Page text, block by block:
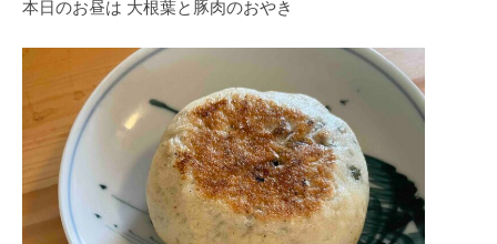
本日のお昼は 大根葉と豚肉のおやき